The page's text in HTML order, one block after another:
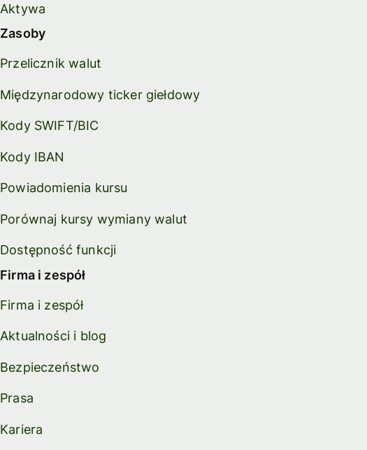
Aktywa
Zasoby
Przelicznik walut
Międzynarodowy ticker giełdowy
Kody SWIFT/BIC
Kody IBAN
Powiadomienia kursu
Porównaj kursy wymiany walut
Dostępność funkcji
Firma i zespół
Firma i zespół
Aktualności i blog
Bezpieczeństwo
Prasa
Kariera